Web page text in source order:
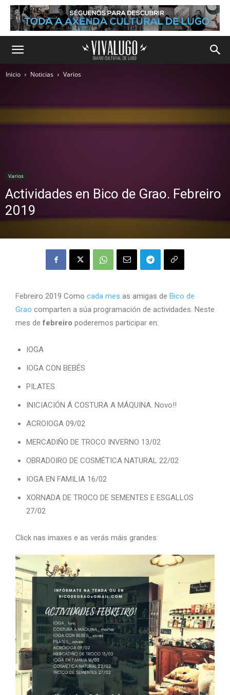
Inicio Noticias Varios
Varios
Actividades en Bico de Grao. Febreiro
2019
Febreiro 2019 Como cada mes as amigas de Bico de
Grao comparten a súa programación de actividades. Neste
mes defebreiro poderemos participar en:
IOGA
IOGA CON BEBÉS
PILATES
INICIACIÓN Á COSTURA A MÁQUINA. Novo!!
ACROIOGA 09/02
MERCADIÑO DE TROCO INVERNO 13/02
OBRADOIRO DE COSMÉTICA NATURAL 22/02
IOGA EN FAMILIA 16/02
XORNADA DE TROCO DE SEMENTES E ESGALLOS
27/02
Click nas imaxes e as verás máis grandes: